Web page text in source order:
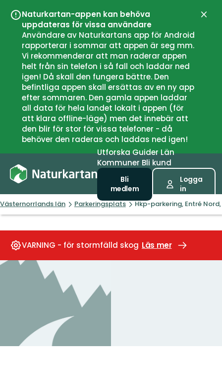
Naturkartan-appen kan behöva
uppdateras för vissa användare
Användare av Naturkartans app för Android
rapporterar i sommar att appen är seg mm.
Vi rekommenderar att man raderar appen
helt från sin telefon i så fall och laddar ned
igen! Då skall den fungera bättre. Den
befintliga appen skall ersättas av en ny app
efter sommaren. Den gamla appen laddar
all data för hela landet lokalt i appen (för
att klara offline-läge) men det innebär att
den blir för stor för vissa telefoner - då
behöver den raderas och laddas ned igen!
UtforskaGuiderLän
Kommuner Bli kund
Bli
medlem
Logga
in
Västernorrlands län Parkeringsplats Hkp-parkering, Entré
VARNING - för stormfälld skog Läs mer